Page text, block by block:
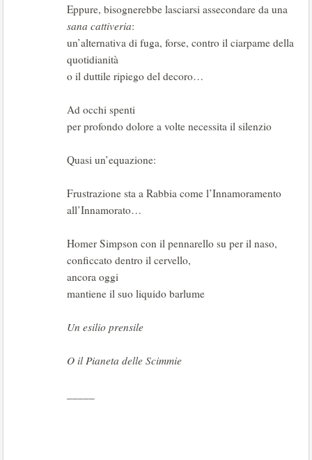
Eppure, bisognerebbe lasciarsi assecondare da una
sana cattiveria:
un’alternativa di fuga, forse, contro il ciarpame della
quotidianità
o il duttile ripiego del decoro…
Ad occhi spenti
per profondo dolore a volte necessita il silenzio
Quasi un’equazione:
Frustrazione sta a Rabbia come l’Innamoramento
all’Innamorato…
Homer Simpson con il pennarello su per il naso,
conficcato dentro il cervello,
ancora oggi
mantiene il suo liquido barlume
Un esilio prensile
O il Pianeta delle Scimmie